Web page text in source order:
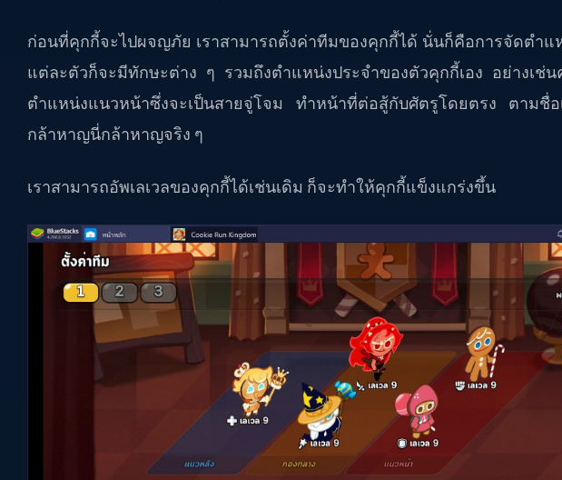
ก่อนที่คุกกี้จะไปผจญภัย เราสามารถตั้งค่าทีมของคุกกี้ได้ นั่นก็คือการจัดตำแ
แต่ละตัวก็จะมีทักษะต่าง ๆ รวมถึงตำแหน่งประจำของตัวคุกกี้เอง อย่างเช่
ตำแหน่งแนวหน้าซึ่งจะเป็นสายจู่โจม ทำหน้าที่ต่อสู้กับศัตรูโดยตรง ตามชื่
กล้าหาญนี่กล้าหาญจริง ๆ
เราสามารถอัพเลเวลของคุกกี้ได้เช่นเดิม ก็จะทำให้คุกกี้แข็งแกร่งขึ้น